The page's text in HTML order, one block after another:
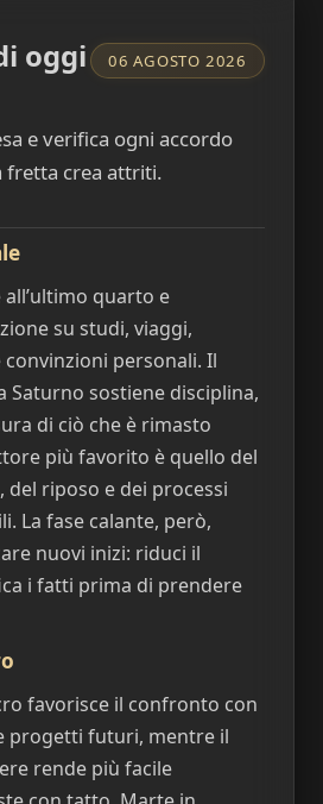
oggi 06 AGOSTO 2026
e verifica ogni accordo
fretta crea attriti.
all’ultimo quarto e
su studi, viaggi,
personali. Il
Saturno sostiene disciplina,
di ciò che è rimasto
più favorito è quello del
del riposo e dei processi
La fase calante, però,
nuovi inizi: riduci il
i fatti prima di prendere
favorisce il confronto con
progetti futuri, mentre il
rende più facile